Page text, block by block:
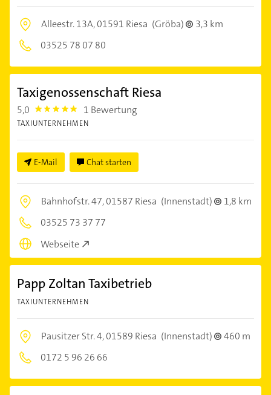
Alleestr. 13A,01591 Riesa (Gröba)
3,3 km
03525 78 07 80
Taxigenossenschaft Riesa
5,0 5.0 1 Bewertung
TAXIUNTERNEHMEN
E-Mail Chat starten
Bahnhofstr. 47,01587 Riesa (Innenstadt)
1,8 km
03525 73 37 77
Webseite
Papp Zoltan Taxibetrieb
TAXIUNTERNEHMEN
Pausitzer Str. 4,01589 Riesa (Innenstadt)
460 m
0172 5 96 26 66